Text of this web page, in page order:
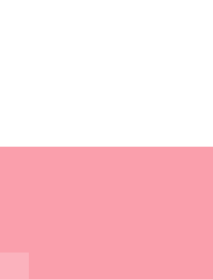
式アカウント
式アカウント
んInstagram公式アカウント
ーみんFacebook公式アカウン
いどりーみんYouTube公式アカ